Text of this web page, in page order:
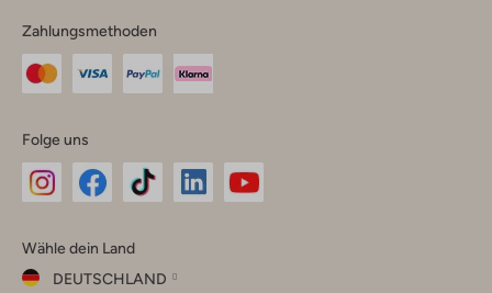
Zahlungsmethoden
Folge uns
Instagram
Facebook
TikTok
Wähle dein Land
DEUTSCHLAND